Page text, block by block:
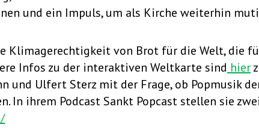
und ein Impuls, um als Kirche weiterhin
Klimagerechtigkeit von Brot für die Welt, die
Infos zu der interaktiven Weltkarte sind hier
Ulfert Sterz mit der Frage, ob Popmusik
ihrem Podcast Sankt Popcast stellen sie